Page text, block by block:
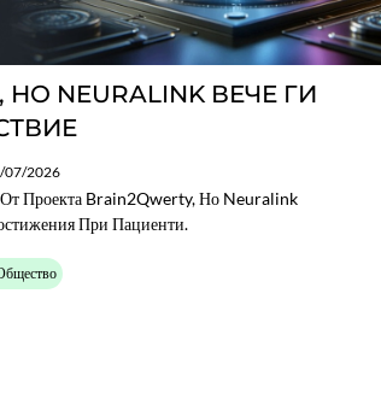
NEURALINK ВЕЧЕ ГИ
07/2026
От Проекта Brain2Qwerty, Но Neuralink
При Пациенти.